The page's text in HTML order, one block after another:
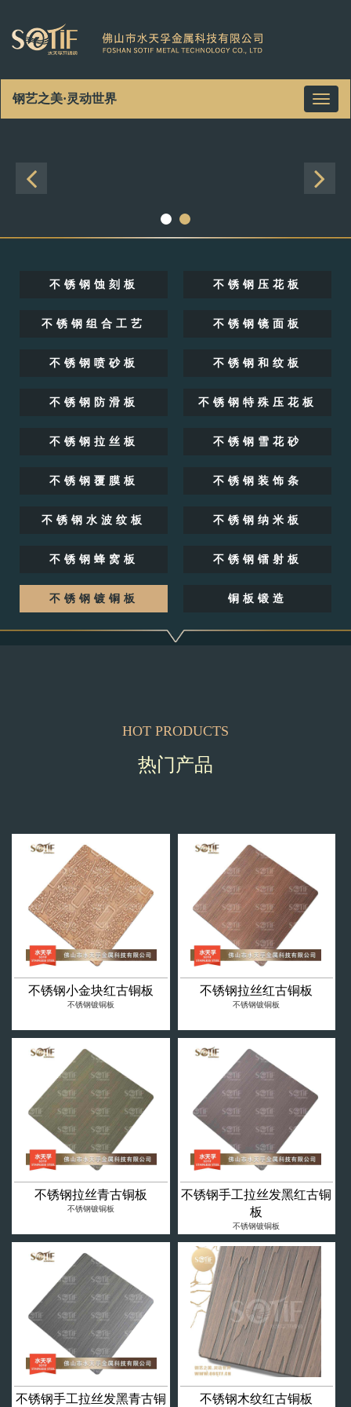
钢艺之美·灵动世界
不锈钢蚀刻板 不锈钢压花板
不锈钢组合工艺 不锈钢镜面板
不锈钢喷砂板 不锈钢和纹板
不锈钢防滑板 不锈钢特殊压花板
不锈钢拉丝板 不锈钢雪花砂
不锈钢覆膜板 不锈钢装饰条
不锈钢水波纹板 不锈钢纳米板
不锈钢蜂窝板 不锈钢镭射板
不锈钢镀铜板 铜板锻造
HOT PRODUCTS
热门产品
不锈钢小金块红古铜板
不锈钢镀铜板
不锈钢拉丝红古铜板
不锈钢镀铜板
不锈钢拉丝青古铜板
不锈钢镀铜板
不锈钢手工拉丝发黑红古铜
板
不锈钢镀铜板
不锈钢手工拉丝发黑青古铜 不锈钢木纹红古铜板